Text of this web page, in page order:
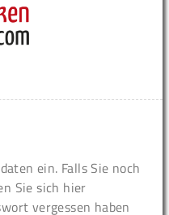
ein. Falls Sie noch
Sie sich hier
vergessen haben